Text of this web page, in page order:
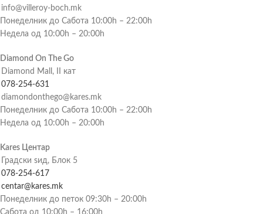
info@villeroy-boch.mk
Понеделник до Сабота 10:00h – 22:00h
Недела од 10:00h – 20:00h
Diamond On The Go
Diamond Mall, II кат
078-254-631
diamondonthego@kares.mk
Понеделник до Сабота 10:00h – 22:00h
Недела од 10:00h – 20:00h
Kares Центар
Градски ѕид, Блок 5
078-254-617
centar@kares.mk
Понеделник до петок 09:30h – 20:00h
Сабота од 10:00h – 16:00h